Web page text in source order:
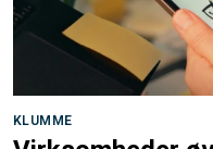
KLUMME